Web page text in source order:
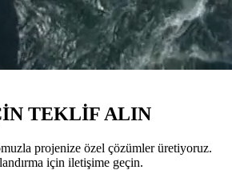
TEKLİF ALIN
projenize özel çözümler üretiyoruz.
için iletişime geçin.